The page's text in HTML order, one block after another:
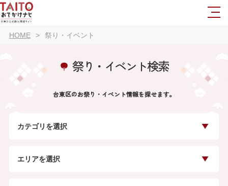
HOME 祭り・イベント
祭り・イベント検索
台東区のお祭り・イベント情報を探せます。
カテゴリを選択
エリアを選択